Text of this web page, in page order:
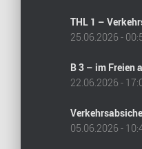
THL 1 –
25.06.2026 -
B 3 – im Freien
22.06.2026 -
05.06.2026 -